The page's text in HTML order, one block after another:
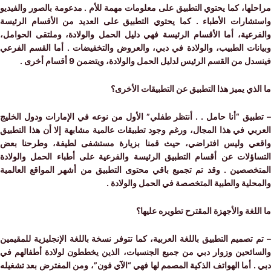
كما يحتوي التطبيق على معلومات مهمة للأم . مدعومة بالصور والفيديو
الأطباء . كما يحتوي التطبيق على العديد من الأقسام الرئيسة
أما الأقسام الرئيسة فهي دليل الحمل والولادة، وملتقى الحوامل،
الطبيب، والولادة في دبي، والعروض والتخفيضات . أما القسم الفرعي
من القسم الرئيس لدليل الحمل والولادة، ويتضمن 9 أقسام أخرى .
يميز هذا التطبيق عن التطبيقات الأخرى؟
“أنا حامل . . أنتظر طفلي” الأول من نوعه في الإمارات ودول الخليج
في هذا المجال، ورغم وجود تطبيقات عالمية مشابهة إلا أن هذا التطبيق
وليس افتراضي، حيث قمنا بزيارة مستشفى لطيفة، وطرحنا بعض
عن أقسام التطبيق الرئيسة والفرعية على أطباء الحمل والولادة
. وقد تم تجميع باقي محتوى التطبيق من أشهر المواقع العالمية
والطبية المتخصصة في الحمل والولادة .
والأجهزة المقترح تطويره عليها؟
التطبيق باللغة العربية، كما تتوفر نسخة باللغة الإنجليزية للمقيمين
وزوار دبي من جميع الجنسيات، الذين يخططون لولادة أطفالهم في
أما الهواتف الذكية المصمم لها فهي “الآي فون”، ومن المفترض بعد تشغيله